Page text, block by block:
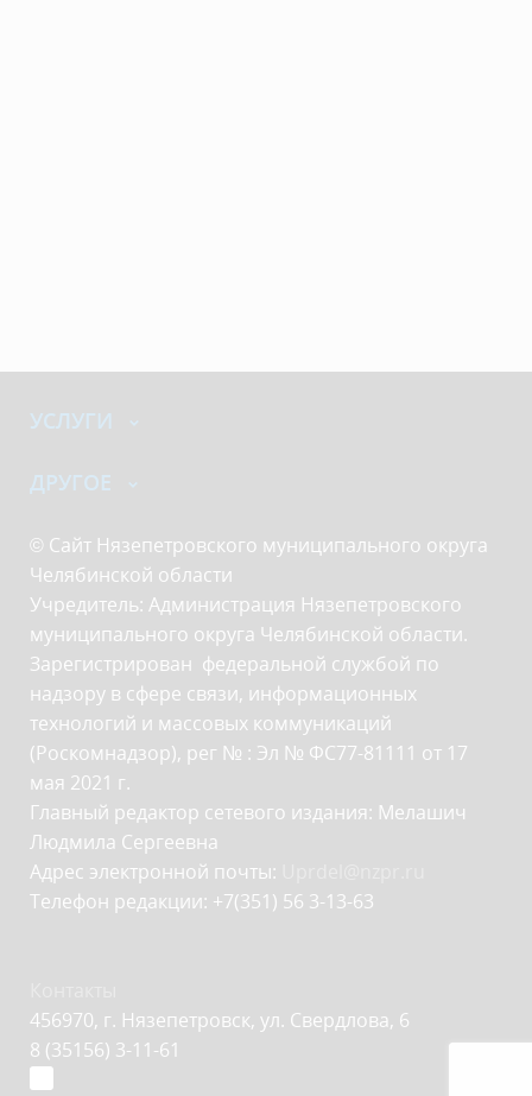
УСЛУГИ
ДРУГОЕ
© Сайт Нязепетровского муниципального округа
Челябинской области
Учредитель: Администрация Нязепетровского
муниципального округа Челябинской области.
Зарегистрирован федеральной службой по
надзору в сфере связи, информационных
технологий и массовых коммуникаций
(Роскомнадзор), рег № : Эл № ФС77-81111 от 17
мая 2021 г.
Главный редактор сетевого издания: Мелашич
Людмила Сергеевна
Адрес электронной почты:
Телефон редакции: +7(351) 56 3-13-63
456970, г. Нязепетровск, ул. Свердлова, 6
8 (35156) 3-11-61